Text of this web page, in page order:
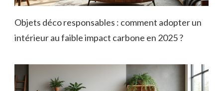
Objets déco responsables : comment adopter un
intérieur au faible impact carbone en 2025 ?